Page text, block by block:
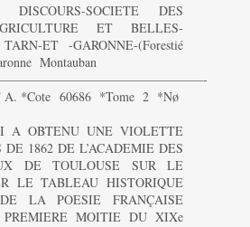
SOCIETE DES
ET BELLES-
ET -GARONNE-(Forestié
Montauban
A. *Cote 60686 *Tome 2 *Nø
A OBTENU UNE VIOLETTE
DE 1862 DE L’ACADEMIE DES
DE TOULOUSE SUR LE
LE TABLEAU HISTORIQUE
LA POESIE FRANÇAISE
MOITIE DU XIXe